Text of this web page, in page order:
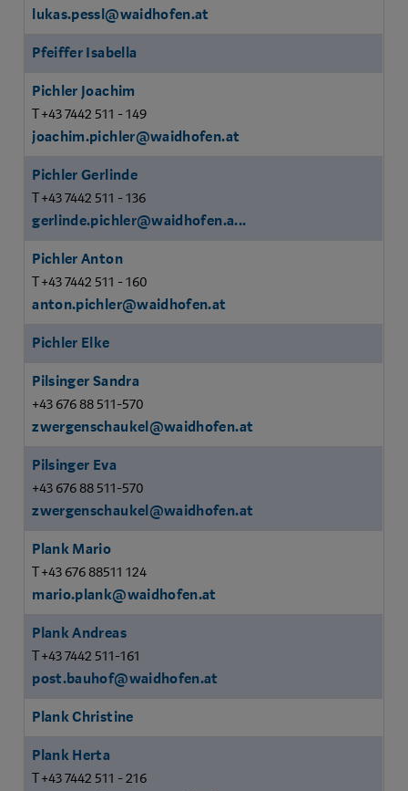
lukas.pessl@waidhofen.at
Pfeiffer Isabella
Pichler Joachim
T +43 7442 511 - 149
joachim.pichler@waidhofen.at
Pichler Gerlinde
T +43 7442 511 - 136
gerlinde.pichler@waidhofen.a...
Pichler Anton
T +43 7442 511 - 160
anton.pichler@waidhofen.at
Pichler Elke
Pilsinger Sandra
+43 676 88 511-570
zwergenschaukel@waidhofen.at
Pilsinger Eva
+43 676 88 511-570
zwergenschaukel@waidhofen.at
Plank Mario
T +43 676 88511 124
mario.plank@waidhofen.at
Plank Andreas
T +43 7442 511-161
post.bauhof@waidhofen.at
Plank Christine
Plank Herta
T +43 7442 511 - 216